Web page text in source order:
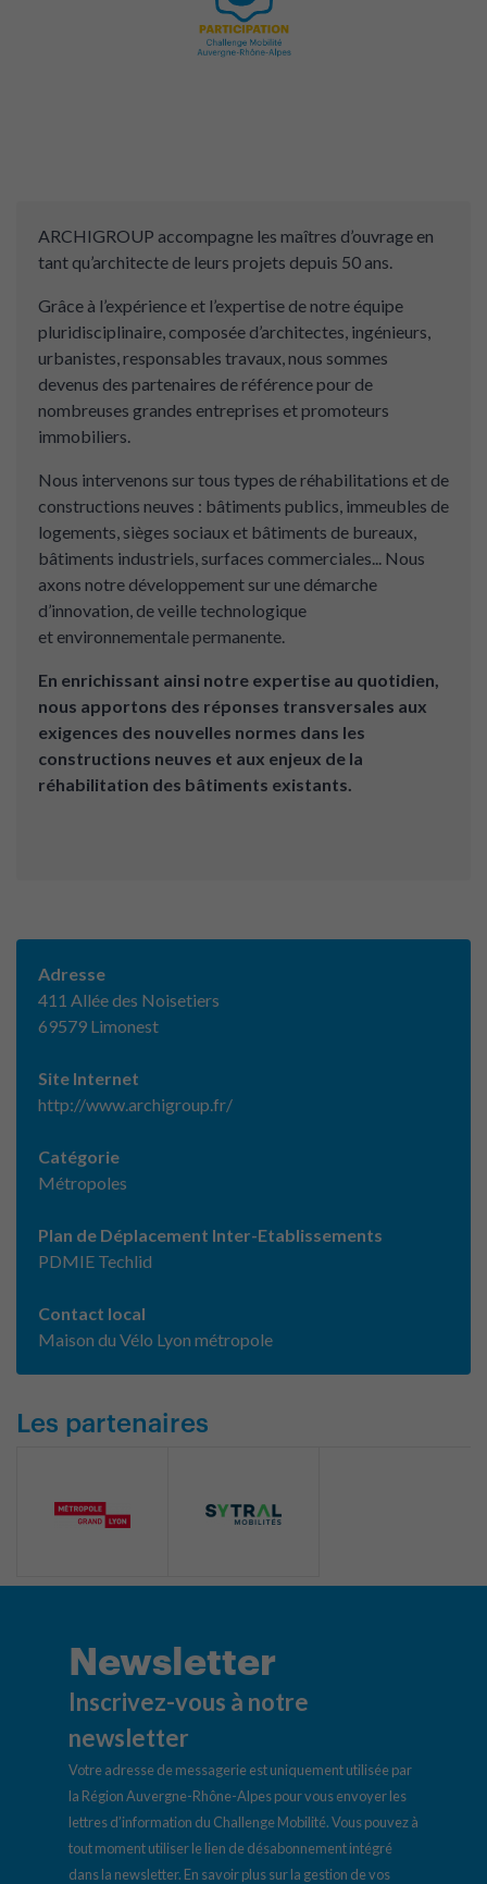
ARCHIGROUP accompagne les maîtres d’ouvrage en
tant qu’architecte de leurs projets depuis 50 ans.
Grâce à l’expérience et l’expertise de notre équipe
pluridisciplinaire, composée d’architectes, ingénieurs,
urbanistes, responsables travaux, nous sommes
devenus des partenaires de référence pour de
nombreuses grandes entreprises et promoteurs
immobiliers.
Nous intervenons sur tous types de réhabilitations et de
constructions neuves : bâtiments publics, immeubles de
logements, sièges sociaux et bâtiments de bureaux,
bâtiments industriels, surfaces commerciales... Nous
axons notre développement sur une démarche
d’innovation, de veille technologique
et environnementale permanente.
En enrichissant ainsi notre expertise au quotidien,
nous apportons des réponses transversales aux
exigences des nouvelles normes dans les
constructions neuves et aux enjeux de la
réhabilitation des bâtiments existants.
Adresse
411 Allée des Noisetiers
69579 Limonest
Site Internet
http://www.archigroup.fr/
Catégorie
Métropoles
Plan de Déplacement Inter-Etablissements
PDMIE Techlid
Contact local
Maison du Vélo Lyon métropole
Les partenaires
Newsletter
Inscrivez-vous à notre
newsletter
Votre adresse de messagerie est uniquement utilisée par
la Région Auvergne-Rhône-Alpes pour vous envoyer les
lettres d’information du Challenge Mobilité. Vous pouvez à
tout moment utiliser le lien de désabonnement intégré
dans la newsletter. En savoir plus sur la gestion de vos